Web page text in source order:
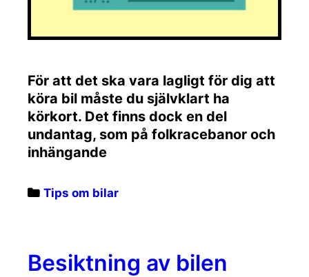
För att det ska vara lagligt för dig att
köra bil måste du självklart ha
körkort. Det finns dock en del
undantag, som på folkracebanor och
inhängande
Categories
Tips om bilar
Besiktning av bilen